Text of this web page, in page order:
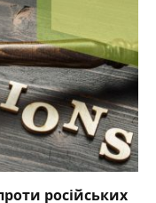
російських